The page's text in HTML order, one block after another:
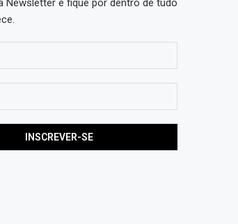
Newsletter e fique por dentro de tudo